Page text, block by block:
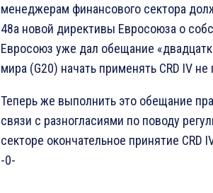
менеджерам финансового сектора
48а новой директивы Евросоюза о
Евросоюз уже дал обещание
мира (G20) начать применять CRD IV
Теперь же выполнить это обещание
связи с разногласиями по поводу
секторе окончательное принятие CRD
-0-